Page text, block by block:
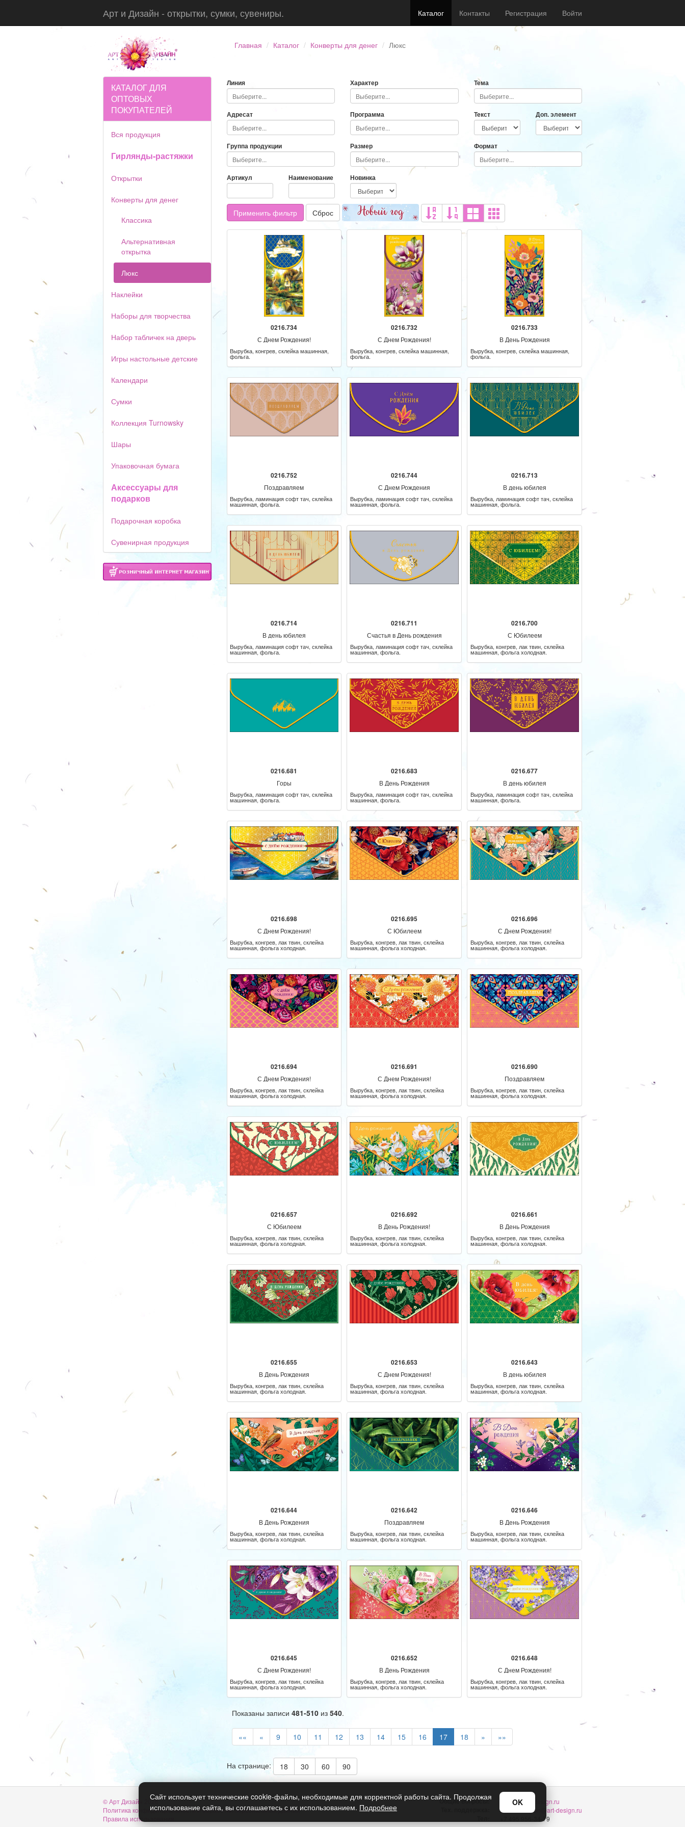
Арт и Дизайн - открытки, сумки, сувениры. Каталог Контакты Регистрация Войти
Главная Каталог Конверты для денег Люкс
КАТАЛОГ ДЛЯ
ОПТОВЫХ
ПОКУПАТЕЛЕЙ
Вся продукция
Гирлянды-растяжки
Открытки
Конверты для денег
Классика
Альтернативная
открытка
Люкс
Наклейки
Наборы для творчества
Набор табличек на дверь
Игры настольные детские
Календари
Сумки
Коллекция Turnowsky
Шары
Упаковочная бумага
Аксессуары для
подарков
Подарочная коробка
Сувенирная продукция
Линия Характер Тема
Адресат Программа Текст Доп. элемент
Группа продукции Размер Формат
Артикул Наименование Новинка
Применить фильтр Сброс
0216.734
С Днем Рождения!
Вырубка, конгрев, склейка машинная,
фольга.
0216.732
С Днем Рождения!
Вырубка, конгрев, склейка машинная,
фольга.
0216.733
В День Рождения
Вырубка, конгрев, склейка машинная,
фольга.
0216.752
Поздравляем
Вырубка, ламинация софт тач, склейка
машинная, фольга.
0216.744
С Днем Рождения
Вырубка, ламинация софт тач, склейка
машинная, фольга.
0216.713
В день юбилея
Вырубка, ламинация софт тач, склейка
машинная, фольга.
0216.714
В день юбилея
Вырубка, ламинация софт тач, склейка
машинная, фольга.
0216.711
Счастья в День рождения
Вырубка, ламинация софт тач, склейка
машинная, фольга.
0216.700
С Юбилеем
Вырубка, конгрев, лак твин, склейка
машинная, фольга холодная.
0216.681
Горы
Вырубка, ламинация софт тач, склейка
машинная, фольга.
0216.683
В День Рождения
Вырубка, ламинация софт тач, склейка
машинная, фольга.
0216.677
В день юбилея
Вырубка, ламинация софт тач, склейка
машинная, фольга.
0216.698
С Днем Рождения!
Вырубка, конгрев, лак твин, склейка
машинная, фольга холодная.
0216.695
С Юбилеем
Вырубка, конгрев, лак твин, склейка
машинная, фольга холодная.
0216.696
С Днем Рождения!
Вырубка, конгрев, лак твин, склейка
машинная, фольга холодная.
0216.694
С Днем Рождения!
Вырубка, конгрев, лак твин, склейка
машинная, фольга холодная.
0216.691
С Днем Рождения!
Вырубка, конгрев, лак твин, склейка
машинная, фольга холодная.
0216.690
Поздравляем
Вырубка, конгрев, лак твин, склейка
машинная, фольга холодная.
0216.657
С Юбилеем
Вырубка, конгрев, лак твин, склейка
машинная, фольга холодная.
0216.692
В День Рождения!
Вырубка, конгрев, лак твин, склейка
машинная, фольга холодная.
0216.661
В День Рождения
Вырубка, конгрев, лак твин, склейка
машинная, фольга холодная.
0216.655
В День Рождения
Вырубка, конгрев, лак твин, склейка
машинная, фольга холодная.
0216.653
С Днем Рождения!
Вырубка, конгрев, лак твин, склейка
машинная, фольга холодная.
0216.643
В день юбилея
Вырубка, конгрев, лак твин, склейка
машинная, фольга холодная.
0216.644
В День Рождения
Вырубка, конгрев, лак твин, склейка
машинная, фольга холодная.
0216.642
Поздравляем
Вырубка, конгрев, лак твин, склейка
машинная, фольга холодная.
0216.646
В День Рождения
Вырубка, конгрев, лак твин, склейка
машинная, фольга холодная.
0216.645
С Днем Рождения!
Вырубка, конгрев, лак твин, склейка
машинная, фольга холодная.
0216.652
В День Рождения
Вырубка, конгрев, лак твин, склейка
машинная, фольга холодная.
0216.648
С Днем Рождения!
Вырубка, конгрев, лак твин, склейка
машинная, фольга холодная.
Показаны записи 481-510из 540.
«« « 9 10 11 12 13 14 15 16 17 18 » »»
На странице: 18 30 60 90
© Арт Дизайн 2026
Политика конфиденциальности и обработки персональных данных
Правила использования
Общие вопросы: sellers@art-design.ru
support-region@art-design.ru
+7 495 956-34-79
Сайт использует технические cookie-файлы, необходимые для корректной работы сайта. Продолжая
использование сайта, вы соглашаетесь с их использованием. Подробнее
OK